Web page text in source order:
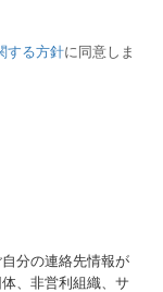
する方針に同意しま
分の連絡先情報が
、非営利組織、サ